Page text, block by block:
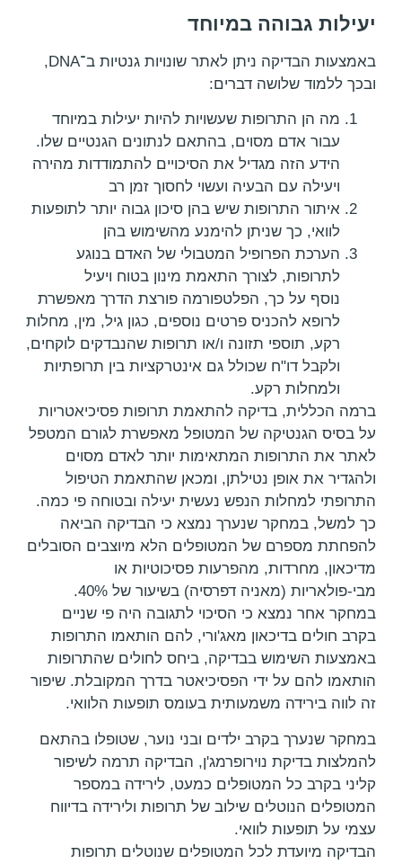
יעילות גבוהה במיוחד
באמצעות הבדיקה ניתן לאתר שונויות גנטיות ב־DNA,
ובכך ללמוד שלושה דברים:
מה הן התרופות שעשויות להיות יעילות במיוחד
עבור אדם מסוים, בהתאם לנתונים הגנטיים שלו.
הידע הזה מגדיל את הסיכויים להתמודדות מהירה
ויעילה עם הבעיה ועשוי לחסוך זמן רב
איתור התרופות שיש בהן סיכון גבוה יותר לתופעות
לוואי, כך שניתן להימנע מהשימוש בהן
הערכת הפרופיל המטבולי של האדם בנוגע
לתרופות, לצורך התאמת מינון בטוח ויעיל
נוסף על כך, הפלטפורמה פורצת הדרך מאפשרת
לרופא להכניס פרטים נוספים, כגון גיל, מין, מחלות
רקע, תוספי תזונה ו/או תרופות שהנבדקים לוקחים,
ולקבל דו"ח שכולל גם אינטרקציות בין תרופתיות
ולמחלות רקע.
ברמה הכללית, בדיקה להתאמת תרופות פסיכיאטריות
על בסיס הגנטיקה של המטופל מאפשרת לגורם המטפל
לאתר את התרופות המתאימות יותר לאדם מסוים
ולהגדיר את אופן נטילתן, ומכאן שהתאמת הטיפול
התרופתי למחלות הנפש נעשית יעילה ובטוחה פי כמה.
כך למשל, במחקר שנערך נמצא כי הבדיקה הביאה
להפחתת מספרם של המטופלים הלא מיוצבים הסובלים
מדיכאון, מחרדות, מהפרעות פסיכוטיות או
מבי-פולאריות (מאניה דפרסיה) בשיעור של 40%.
במחקר אחר נמצא כי הסיכוי לתגובה היה פי שניים
בקרב חולים בדיכאון מאג'ורי, להם הותאמו התרופות
באמצעות השימוש בבדיקה, ביחס לחולים שהתרופות
הותאמו להם על ידי הפסיכיאטר בדרך המקובלת. שיפור
זה לווה בירידה משמעותית בעומס תופעות הלוואי.
במחקר שנערך בקרב ילדים ובני נוער, שטופלו בהתאם
להמלצות בדיקת נוירופרמג'ן, הבדיקה תרמה לשיפור
קליני בקרב כל המטופלים כמעט, לירידה במספר
המטופלים הנוטלים שילוב של תרופות ולירידה בדיווח
עצמי על תופעות לוואי.
הבדיקה מיועדת לכל המטופלים שנוטלים תרופות